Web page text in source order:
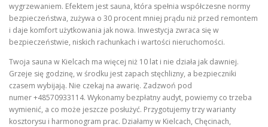
wygrzewaniem. Efektem jest sauna, która spełnia współczesne normy
bezpieczeństwa, zużywa o 30 procent mniej prądu niż przed remontem
i daje komfort użytkowania jak nowa. Inwestycja zwraca się w
bezpieczeństwie, niskich rachunkach i wartości nieruchomości.
Twoja sauna w Kielcach ma więcej niż 10 lat i nie działa jak dawniej.
Grzeje się godzinę, w środku jest zapach stęchlizny, a bezpieczniki
czasem wybijają. Nie czekaj na awarię. Zadzwoń pod
numer +48570933114. Wykonamy bezpłatny audyt, powiemy co trzeba
wymienić, a co może jeszcze posłużyć. Przygotujemy trzy warianty
kosztorysu i harmonogram prac. Działamy w Kielcach, Chęcinach,